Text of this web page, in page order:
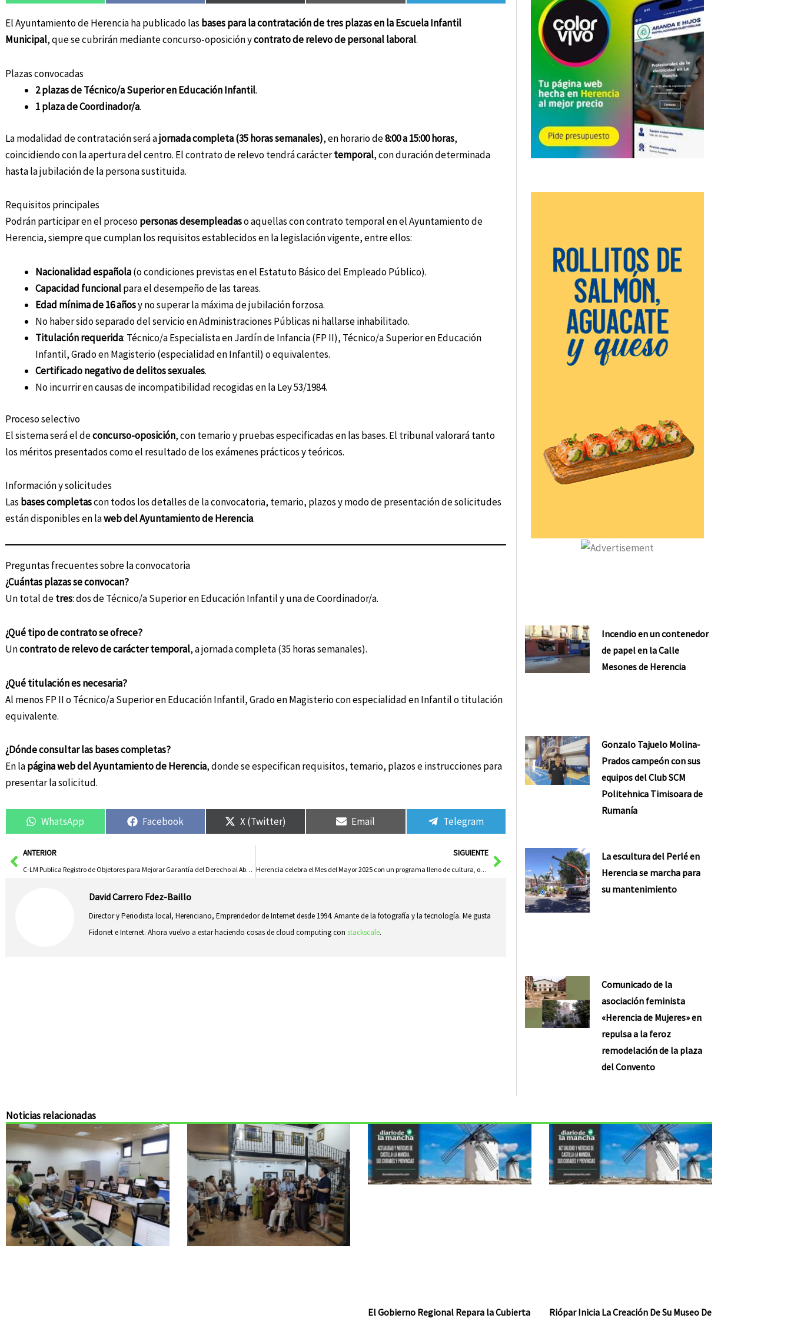
El Ayuntamiento de Herencia ha publicado las bases para la contratación de tres plazas en la Escuela Infantil
Municipal, que se cubrirán mediante concurso-oposición ycontrato de relevo de personal laboral.
Plazas convocadas
2 plazas de Técnico/a Superior en Educación Infantil.
1 plaza de Coordinador/a.
La modalidad de contratación será ajornada completa (35 horas semanales), en horario de8:00 a 15:00 horas,
coincidiendo con la apertura del centro. El contrato de relevo tendrá caráctertemporal, con duración determinada
hasta la jubilación de la persona sustituida.
Requisitos principales
Podrán participar en el procesopersonas desempleadaso aquellas con contrato temporal en el Ayuntamiento de
Herencia, siempre que cumplan los requisitos establecidos en la legislación vigente, entre ellos:
Nacionalidad española(o condiciones previstas en el Estatuto Básico del Empleado Público).
Capacidad funcionalpara el desempeño de las tareas.
Edad mínima de 16 añosy no superar la máxima de jubilación forzosa.
No haber sido separado del servicio en Administraciones Públicas ni hallarse inhabilitado.
Titulación requerida: Técnico/a Especialista en Jardín de Infancia (FP II), Técnico/a Superior en Educación
Infantil, Grado en Magisterio (especialidad en Infantil) o equivalentes.
Certificado negativo de delitos sexuales.
No incurrir en causas de incompatibilidad recogidas en la Ley 53/1984.
Proceso selectivo
El sistema será el deconcurso-oposición, con temario y pruebas especificadas en las bases. El tribunal valorará tanto
los méritos presentados como el resultado de los exámenes prácticos y teóricos.
Información y solicitudes
Las bases completascon todos los detalles de la convocatoria, temario, plazos y modo de presentación de solicitudes
están disponibles en laweb del Ayuntamiento de Herencia.
Preguntas frecuentes sobre la convocatoria
¿Cuántas plazas se convocan?
Un total detres: dos de Técnico/a Superior en Educación Infantil y una de Coordinador/a.
¿Qué tipo de contrato se ofrece?
Uncontrato de relevo de carácter temporal, a jornada completa (35 horas semanales).
¿Qué titulación es necesaria?
Al menos FP II o Técnico/a Superior en Educación Infantil, Grado en Magisterio con especialidad en Infantil o titulación
equivalente.
¿Dónde consultar las bases completas?
En lapágina web del Ayuntamiento de Herencia, donde se especifican requisitos, temario, plazos e instrucciones para
presentar la solicitud.
WhatsApp Facebook X (Twitter) Email Telegram
AntANTERIOR
C-LM Publica Registro de Objetores para Mejorar Garantía del Derecho al Aborto
SIGUIENTE
Herencia celebra el Mes del Mayor 2025 con un programa lleno de cultura, ocio y convivencia
Siguiente
David Carrero Fdez-Baillo
Director y Periodista local, Herenciano, Emprendedor de Internet desde 1994. Amante de la fotografía y la tecnología. Me gusta
Fidonet e Internet. Ahora vuelvo a estar haciendo cosas de cloud computing con stackscale.
Incendio en un contenedor
de papel en la Calle
Mesones de Herencia
Gonzalo Tajuelo Molina-
Prados campeón con sus
equipos del Club SCM
Politehnica Timisoara de
Rumanía
La escultura del Perlé en
Herencia se marcha para
su mantenimiento
Comunicado de la
asociación feminista
«Herencia de Mujeres» en
repulsa a la feroz
remodelación de la plaza
del Convento
Noticias relacionadas
El Gobierno Regional Repara la Cubierta Riópar Inicia La Creación De Su Museo De